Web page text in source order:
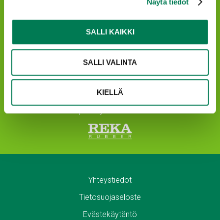
SALLI KAIKKI
SALLI VALINTA
KIELLÄ
Reka Industrial Oyj
Y-tunnus 0693494-7
info@reka.eu
Yhteystiedot
Tietosuojaseloste
Evästekäytäntö